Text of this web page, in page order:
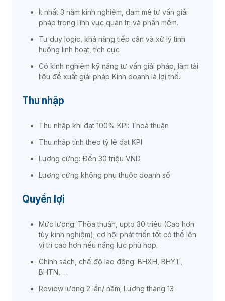
Ít nhất 3 năm kinh nghiệm, đam mê tư vấn giải
pháp trong lĩnh vực quản trị và phần mềm.
Tư duy logic, khả năng tiếp cận và xử lý tình
huống linh hoạt, tích cực
Có kinh nghiệm kỹ năng tư vấn giải pháp, làm tài
liệu đề xuất giải pháp Kinh doanh là lợi thế.
Thu nhập
Thu nhập khi đạt 100% KPI: Thoả thuận
Thu nhập tính theo tỷ lệ đạt KPI
Lương cứng: Đến 30 triệu VND
Lương cứng không phụ thuộc doanh số
Quyền lợi
Mức lương: Thỏa thuận, upto 30 triệu (Cao hơn
tùy kinh nghiệm); cơ hội phát triển tốt có thể lên
vị trí cao hơn nếu năng lực phù hợp.
Chính sách, chế độ lao động: BHXH, BHYT,
BHTN, …
Review lương 2 lần/ năm; Lương tháng 13